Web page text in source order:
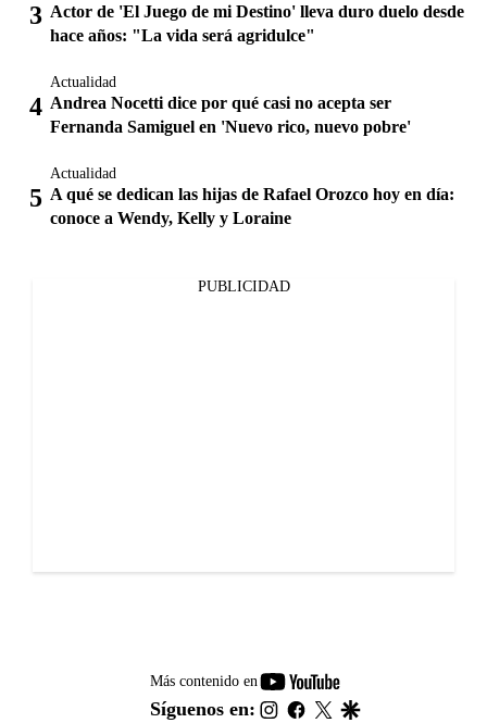
Actor de 'El Juego de mi Destino' lleva duro duelo desde
hace años: "La vida será agridulce"
Actualidad
Andrea Nocetti dice por qué casi no acepta ser
Fernanda Samiguel en 'Nuevo rico, nuevo pobre'
Actualidad
A qué se dedican las hijas de Rafael Orozco hoy en día:
conoce a Wendy, Kelly y Loraine
PUBLICIDAD
Más contenido en
youtube-
footer
Síguenos en: instagram
facebook
twitter